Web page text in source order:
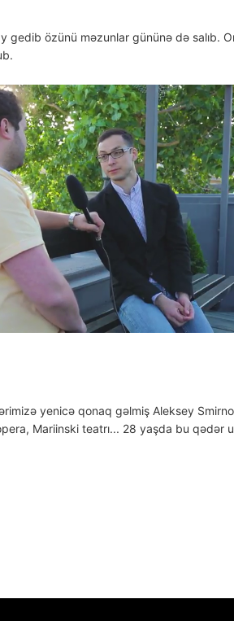
gedib özünü mәzunlar gününә dә salıb.
yenicə qonaq gəlmiş Aleksey
Mariinski teatrı... 28 yaşda bu qədər